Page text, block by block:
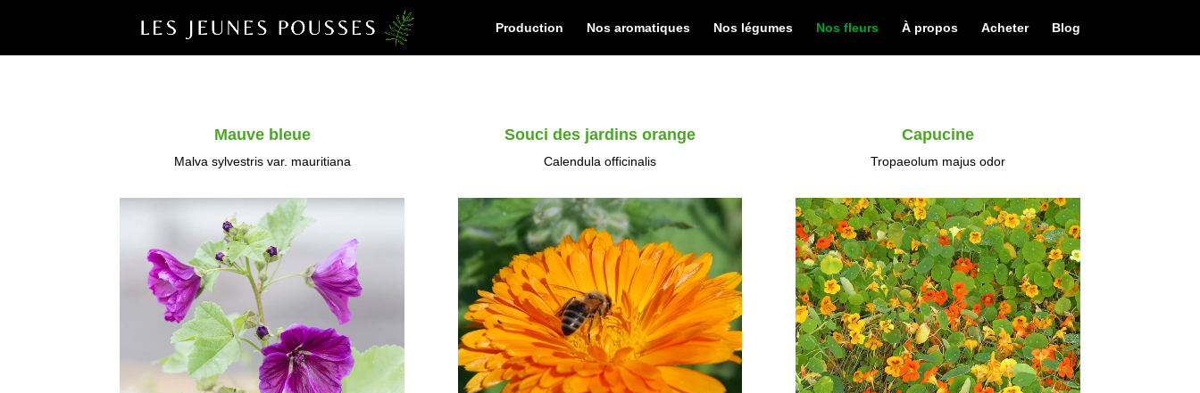
Production Nos aromatiques Nos légumes Nos fleurs À propos Acheter Blog
Mauve bleue
Malva sylvestris var. mauritiana
Souci des jardins orange
Calendula officinalis
Capucine
Tropaeolum majus odor